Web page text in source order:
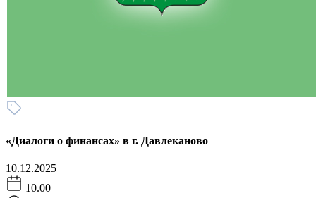
«Диалоги о финансах» в г. Давлеканово
10.12.2025
10.00